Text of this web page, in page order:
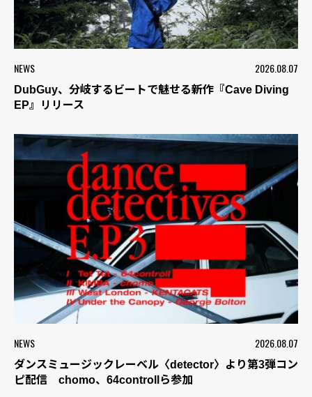
NEWS 2026.08.07
DubGuy、分岐するビートで魅せる新作『Cave Diving
EP』リリース
NEWS 2026.08.07
ダンスミュージックレーベル〈detector〉より第3弾コン
ピ配信 chomo、64controllら参加